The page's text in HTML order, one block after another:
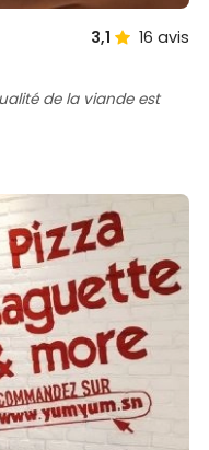
3,1 16 avis